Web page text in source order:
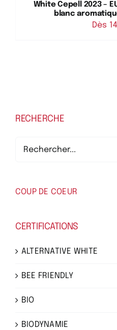
White Cepell 2023 –
blanc
Dès
RECHERCHE
COUP DE COEUR
CERTIFICATIONS
ALTERNATIVE WHITE
BEE FRIENDLY
BIO
BIODYNAMIE